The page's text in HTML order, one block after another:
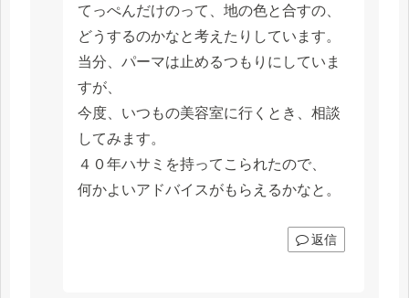
てっぺんだけのって、地の色と合すの、
どうするのかなと考えたりしています。
当分、パーマは止めるつもりにしていま
すが、
今度、いつもの美容室に行くとき、相談
してみます。
４０年ハサミを持ってこられたので、
何かよいアドバイスがもらえるかなと。
返信